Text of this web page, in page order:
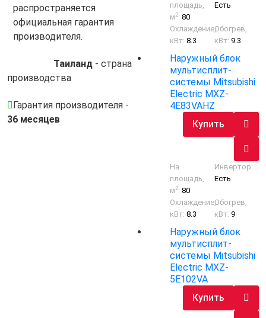
распространяется
официальная гарантия
производителя.
Таиланд - cтрана
производства
Гарантия производителя -
36 месяцев
площадь,
м2:80
Есть
Охлаждение,
кВт:8.3
Обогрев,
кВт:9.3
Наружный блок
мультисплит-
системы Mitsubishi
Electric MXZ-
4E83VAHZ
Купить
На
площадь,
м2:80
Инвертор:
Есть
Охлаждение,
кВт:8.3
Обогрев,
кВт:9
Наружный блок
мультисплит-
системы Mitsubishi
Electric MXZ-
5E102VA
Купить